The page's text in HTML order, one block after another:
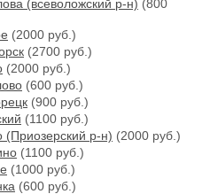
(всеволожский р-н) (800
(2000 руб.)
(2700 руб.)
(2000 руб.)
(600 руб.)
(900 руб.)
(1100 руб.)
(Приозерский р-н) (2000 руб.)
(1100 руб.)
(1000 руб.)
(600 руб.)